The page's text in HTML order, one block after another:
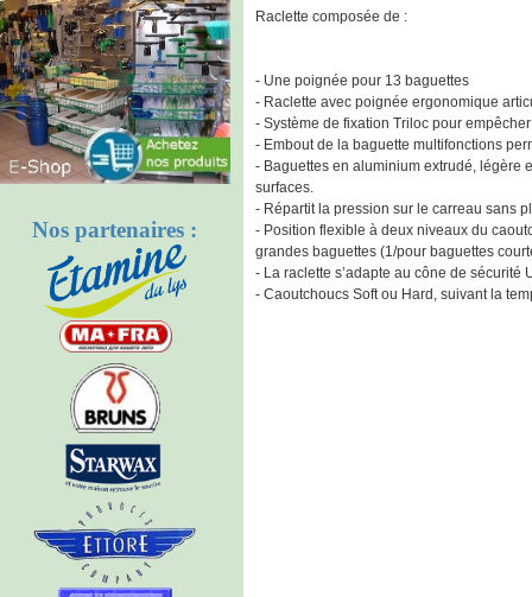
Nos partenaires :
Raclette composée de :
- Une poignée pour 13 baguettes
- Raclette avec poignée ergonomique
- Système de fixation Triloc pour
- Embout de la baguette multifonctions
- Baguettes en aluminium extrudé, légère
surfaces.
- Répartit la pression sur le carreau sans
- Position flexible à deux niveaux du
grandes baguettes (1/pour baguettes
- La raclette s’adapte au cône de
- Caoutchoucs Soft ou Hard, suivant la